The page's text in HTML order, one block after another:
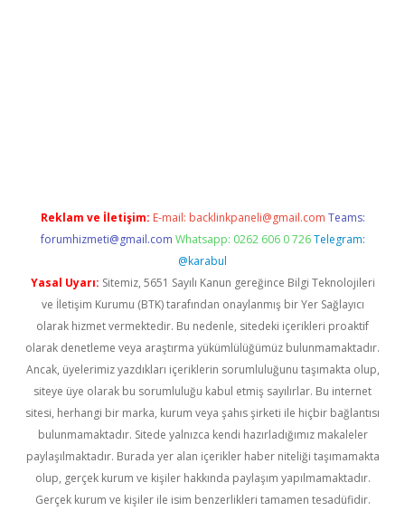
Reklam ve İletişim: E-mail: backlinkpaneli@gmail.com Teams:
forumhizmeti@gmail.com Whatsapp: 0262 606 0 726 Telegram:
@karabul
Yasal Uyarı: Sitemiz, 5651 Sayılı Kanun gereğince Bilgi Teknolojileri
ve İletişim Kurumu (BTK) tarafından onaylanmış bir Yer Sağlayıcı
olarak hizmet vermektedir. Bu nedenle, sitedeki içerikleri proaktif
olarak denetleme veya araştırma yükümlülüğümüz bulunmamaktadır.
Ancak, üyelerimiz yazdıkları içeriklerin sorumluluğunu taşımakta olup,
siteye üye olarak bu sorumluluğu kabul etmiş sayılırlar. Bu internet
sitesi, herhangi bir marka, kurum veya şahıs şirketi ile hiçbir bağlantısı
bulunmamaktadır. Sitede yalnızca kendi hazırladığımız makaleler
paylaşılmaktadır. Burada yer alan içerikler haber niteliği taşımamakta
olup, gerçek kurum ve kişiler hakkında paylaşım yapılmamaktadır.
Gerçek kurum ve kişiler ile isim benzerlikleri tamamen tesadüfidir.